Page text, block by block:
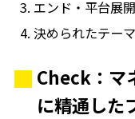
エンド・平台展
決められたテー
Check：マ
に精通した